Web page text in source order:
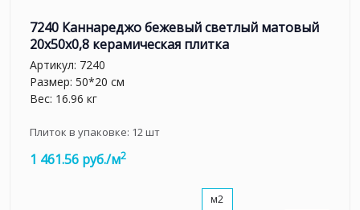
7240 Каннареджо бежевый светлый матовый
20x50x0,8 керамическая плитка
Артикул: 7240
Размер: 50*20 см
Вес: 16.96 кг
Плиток в упаковке: 12шт
1 461.56 руб./м2
м2